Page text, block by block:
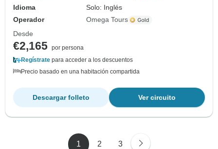
Idioma
Solo: Inglés
Operador
Omega Tours
Desde
€2,165 por persona
Regístrate para acceder a los descuentos
Precio basado en una habitación compartida
Ver circuito
Descargar folleto
1 2 3